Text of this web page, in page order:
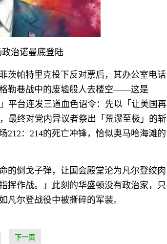
治诺曼底登陆
茨帕特里克投下反对票后，其办公室电话
勒巷战中的废墟般人去楼空——这是
平台连发三道血色诏令：先以「让美国再
最终对党内异议者祭出「荒谬至极」的斩
212：214的死亡冲锋，恰似奥马哈海滩的
的倒戈子弹，让国会殿堂沦为凡尔登绞肉
挥作战。」此刻的华盛顿没有政治家，只
尔登战役中被撕碎的军装。
下一页